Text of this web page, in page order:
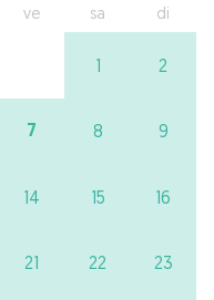
ve sa di
1 2
7 8 9
14 15 16
21 22 23